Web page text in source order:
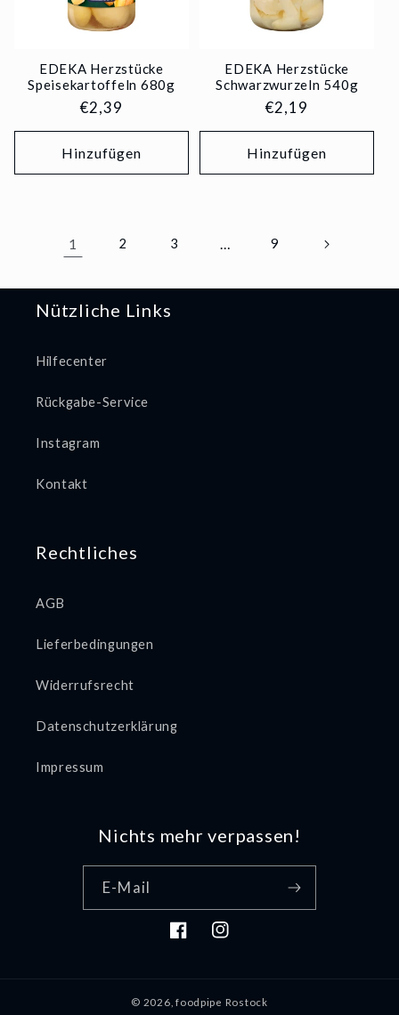
EDEKA Herzstücke
Speisekartoffeln 680g
Normaler
Preis
€2,39
Hinzufügen
EDEKA Herzstücke
Schwarzwurzeln 540g
Normaler
Preis
€2,19
Hinzufügen
1 2 3 … 9
Nützliche Links
Hilfecenter
Rückgabe-Service
Instagram
Kontakt
Rechtliches
AGB
Lieferbedingungen
Widerrufsrecht
Datenschutzerklärung
Impressum
Nichts mehr verpassen!
E-Mail
FacebookInstagram
© 2026,foodpipe Rostock